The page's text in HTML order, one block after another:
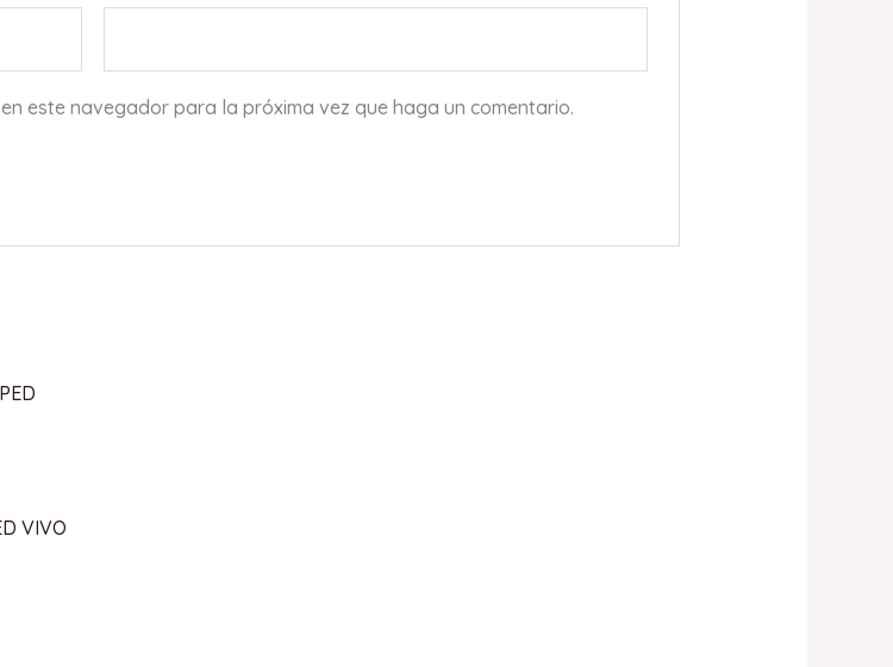
este navegador para la próxima vez que haga un comentario.
VIVO